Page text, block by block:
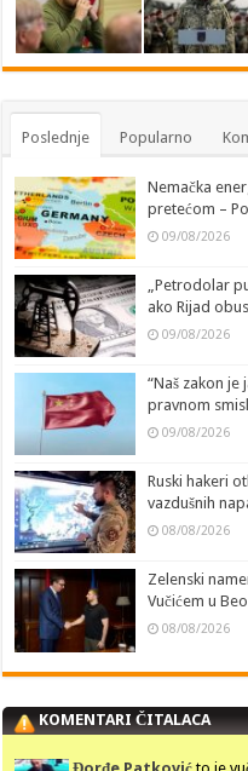
Poslednje Popularno
Nemačka
pretećom –
09/08/2026
„Petrodolar
ako Rijad
09/08/2026
“Naš zakon je
pravnom
09/08/2026
Ruski hakeri
vazdušnih
08/08/2026
Zelenski
Vučićem u
08/08/2026
KOMENTARI ČITALACA